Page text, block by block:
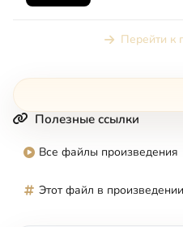
Перейти к
Полезные ссылки
Все файлы произведения
Этот файл в произведении